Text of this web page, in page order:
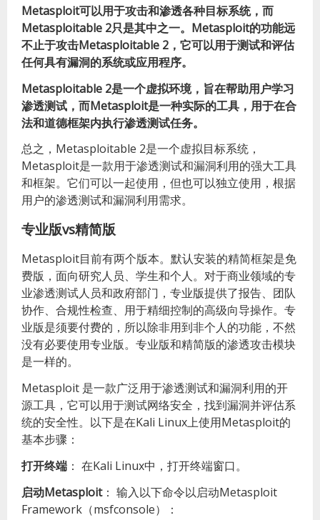
Metasploit可以用于攻击和渗透各种目标系统，而
Metasploitable 2只是其中之一。Metasploit的功能远
不止于攻击Metasploitable 2，它可以用于测试和评估
任何具有漏洞的系统或应用程序。
Metasploitable 2是一个虚拟环境，旨在帮助用户学习
渗透测试，而Metasploit是一种实际的工具，用于在合
法和道德框架内执行渗透测试任务。
总之，Metasploitable 2是一个虚拟目标系统，
Metasploit是一款用于渗透测试和漏洞利用的强大工具
和框架。它们可以一起使用，但也可以独立使用，根据
用户的渗透测试和漏洞利用需求。
专业版vs精简版
Metasploit目前有两个版本。默认安装的精简框架是免
费版，面向研究人员、学生和个人。对于商业领域的专
业渗透测试人员和政府部门，专业版提供了报告、团队
协作、合规性检查、用于精细控制的高级向导操作。专
业版是须要付费的，所以除非用到非个人的功能，不然
没有必要使用专业版。专业版和精简版的渗透攻击模块
是一样的。
Metasploit 是一款广泛用于渗透测试和漏洞利用的开
源工具，它可以用于测试网络安全，找到漏洞并评估系
统的安全性。以下是在Kali Linux上使用Metasploit的
基本步骤：
打开终端 ： 在Kali Linux中，打开终端窗口。
启动Metasploit： 输入以下命令以启动Metasploit
Framework（msfconsole）：